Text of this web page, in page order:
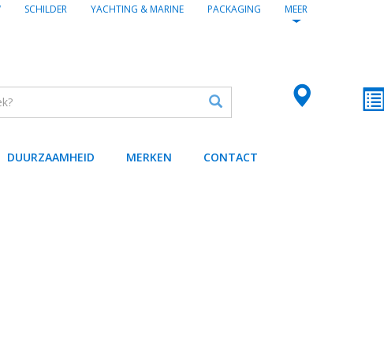
SCHILDER YACHTING & MARINE PACKAGING MEER
DUURZAAMHEID MERKEN CONTACT